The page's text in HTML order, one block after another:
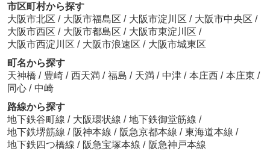
市区町村から探す
大阪市北区 / 大阪市福島区 / 大阪市淀川区 / 大阪市中央区 /
大阪市西区 / 大阪市都島区 / 大阪市東淀川区 /
大阪市西淀川区 / 大阪市浪速区 / 大阪市城東区
町名から探す
天神橋 / 豊崎 / 西天満 / 福島 / 天満 / 中津 / 本庄西 / 本庄東 /
同心 / 中崎
路線から探す
地下鉄谷町線 / 大阪環状線 / 地下鉄御堂筋線 /
地下鉄堺筋線 / 阪神本線 / 阪急京都本線 / 東海道本線 /
地下鉄四つ橋線 / 阪急宝塚本線 / 阪急神戸本線